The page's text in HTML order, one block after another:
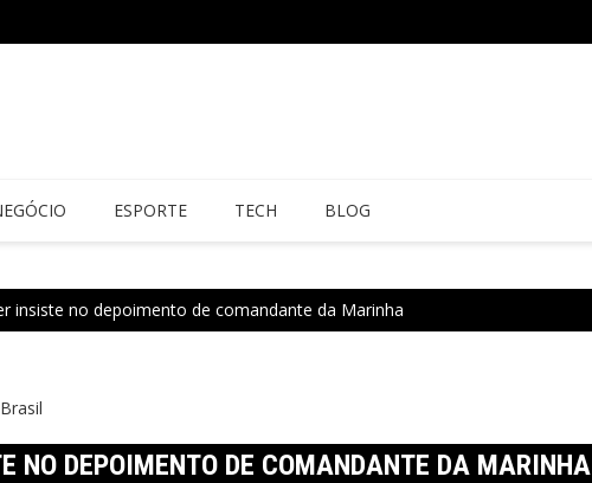
ESPORTE TECH BLOG
insiste no depoimento de comandante da Marinha
Brasil
NO DEPOIMENTO DE COMANDANTE DA MARINHA